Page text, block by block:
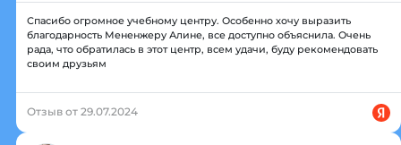
Спасибо огромное учебному центру. Особенно хочу выразить
благодарность Мененжеру Алине, все доступно объяснила. Очень
рада, что обратилась в этот центр, всем удачи, буду рекомендовать
своим друзьям
Отзыв от 29.07.2024